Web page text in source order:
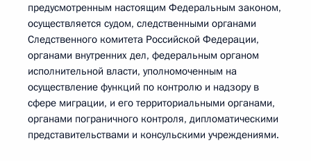
предусмотренным настоящим Федеральным законом,
осуществляется судом, следственными органами
Следственного комитета Российской Федерации,
органами внутренних дел, федеральным органом
исполнительной власти, уполномоченным на
осуществление функций по контролю и надзору в
сфере миграции, и его территориальными органами,
органами пограничного контроля, дипломатическими
представительствами и консульскими учреждениями.